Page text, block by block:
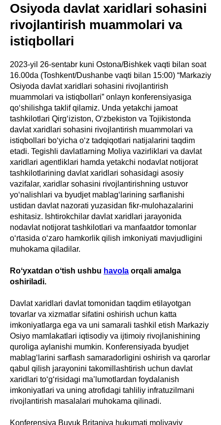
Osiyoda davlat xaridlari sohasini
rivojlantirish muammolari va
istiqbollari
2023-yil 26-sentabr kuni Ostona/Bishkek vaqti bilan soat
16.00da (Toshkent/Dushanbe vaqti bilan 15:00) “Markaziy
Osiyoda davlat xaridlari sohasini rivojlantirish
muammolari va istiqbollari” onlayn konferensiyasiga
qo‘shilishga taklif qilamiz. Unda yetakchi jamoat
tashkilotlari Qirg‘iziston, O‘zbekiston va Tojikistonda
davlat xaridlari sohasini rivojlantirish muammolari va
istiqbollari bo‘yicha o‘z tadqiqotlari natijalarini taqdim
etadi. Tegishli davlatlarning Moliya vazirliklari va davlat
xaridlari agentliklari hamda yetakchi nodavlat notijorat
tashkilotlarining davlat xaridlari sohasidagi asosiy
vazifalar, xaridlar sohasini rivojlantirishning ustuvor
yo‘nalishlari va byudjet mablag‘larining sarflanishi
ustidan davlat nazorati yuzasidan fikr-mulohazalarini
eshitasiz. Ishtirokchilar davlat xaridlari jarayonida
nodavlat notijorat tashkilotlari va manfaatdor tomonlar
o‘rtasida o‘zaro hamkorlik qilish imkoniyati mavjudligini
muhokama qiladilar.
Roʻyxatdan oʻtish ushbu havola orqali amalga
oshiriladi.
Davlat xaridlari davlat tomonidan taqdim etilayotgan
tovarlar va xizmatlar sifatini oshirish uchun katta
imkoniyatlarga ega va uni samarali tashkil etish Markaziy
Osiyo mamlakatlari iqtisodiy va ijtimoiy rivojlanishining
quroliga aylanishi mumkin. Konferensiyada byudjet
mablag‘larini sarflash samaradorligini oshirish va qarorlar
qabul qilish jarayonini takomillashtirish uchun davlat
xaridlari to‘g‘risidagi ma’lumotlardan foydalanish
imkoniyatlari va uning atrofidagi tahliliy infratuzilmani
rivojlantirish masalalari muhokama qilinadi.
Konferensiya Buyuk Britaniya hukumati moliyaviy